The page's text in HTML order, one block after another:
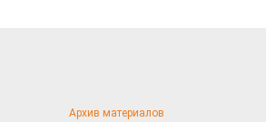
Архив материалов